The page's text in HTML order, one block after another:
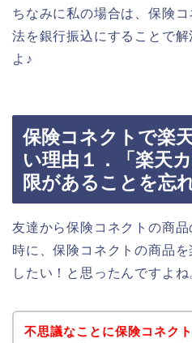
ちなみに私の場合は、保険
法を銀行振込にすることで
よ♪
保険コネクトで楽
い理由１．「楽天
限があることを忘
友達から保険コネクトの商
時に、保険コネクトの商品
したい！と思ったんですよね
不思議なことに保険コネク